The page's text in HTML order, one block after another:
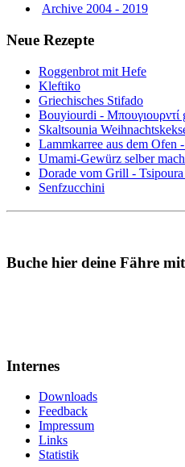
Archive 2004 - 2019
Neue Rezepte
Roggenbrot mit Hefe
Kleftiko
Griechisches Stifado
Bouyiourdi - Μπουγιουρντί
Skaltsounia
Lammkarree aus dem Ofen
Umami-Gewürz selber
Dorade vom Grill - Tsipoura
Senfzucchini
Buche hier deine Fähre mit
Internes
Downloads
Feedback
Impressum
Links
Statistik